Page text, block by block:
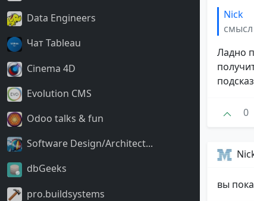
Data Engineers
Чат Tableau
Cinema 4D
Evolution CMS
Odoo talks & fun
Software Design/Architect...
dbGeeks
pro.buildsystems
Nick
Ладно
0
вы